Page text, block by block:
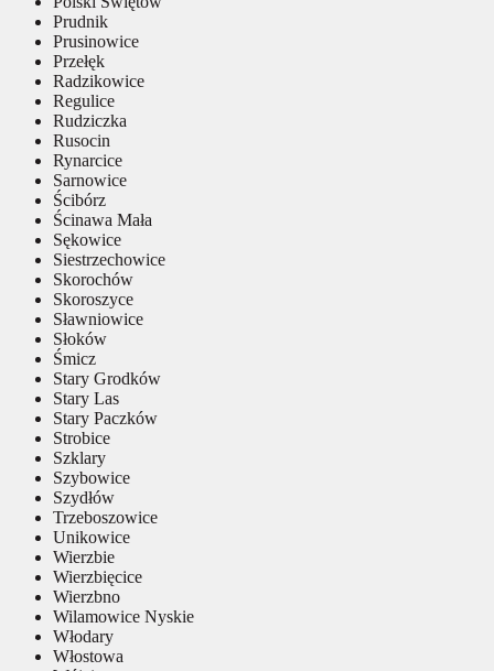
Prudnik
Prusinowice
Przełęk
Radzikowice
Regulice
Rudziczka
Rusocin
Rynarcice
Sarnowice
Ścibórz
Ścinawa Mała
Sękowice
Siestrzechowice
Skorochów
Skoroszyce
Sławniowice
Słoków
Śmicz
Stary Grodków
Stary Las
Stary Paczków
Strobice
Szklary
Szybowice
Szydłów
Trzeboszowice
Unikowice
Wierzbie
Wierzbięcice
Wierzbno
Wilamowice Nyskie
Włodary
Włostowa